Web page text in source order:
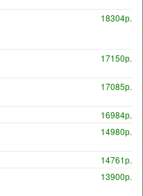
18304р.
17150р.
17085р.
16984р.
14980р.
14761р.
13900р.